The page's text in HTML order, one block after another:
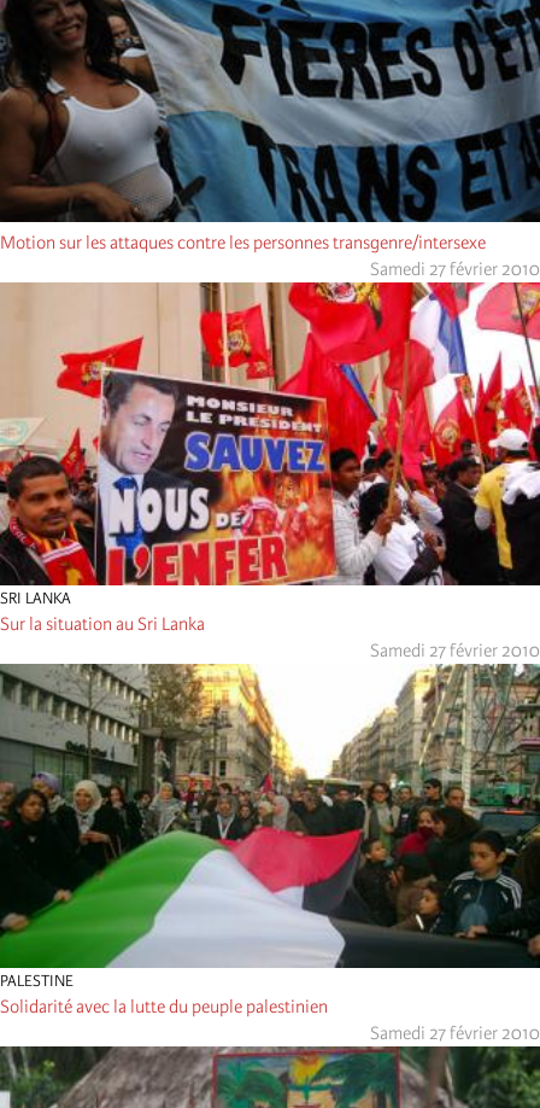
Motion sur les attaques contre les personnes transgenre/intersexe
Samedi 27 février 2010
SRI LANKA
Sur la situation au Sri Lanka
Samedi 27 février 2010
PALESTINE
Solidarité avec la lutte du peuple palestinien
Samedi 27 février 2010